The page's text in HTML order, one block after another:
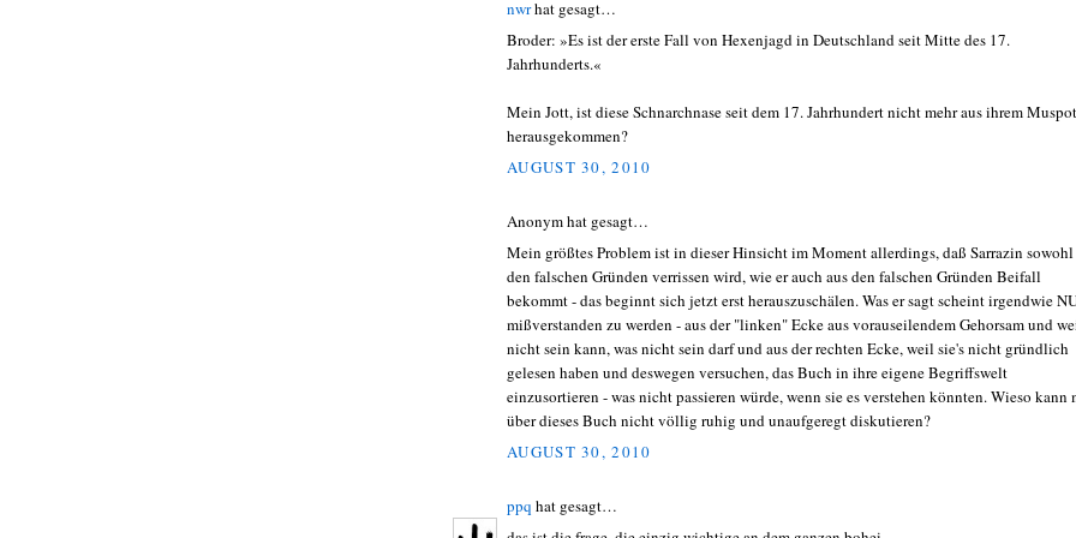
nwrhat gesagt…
Broder: »Es ist der erste Fall von Hexenjagd in Deutschland seit Mitte des 17.
Jahrhunderts.«
Mein Jott, ist diese Schnarchnase seit dem 17. Jahrhundert nicht mehr aus ihrem
herausgekommen?
AUGUST 30, 2010
Anonym hat gesagt…
Mein größtes Problem ist in dieser Hinsicht im Moment allerdings, daß Sarrazin sowohl
den falschen Gründen verrissen wird, wie er auch aus den falschen Gründen Beifall
bekommt - das beginnt sich jetzt erst herauszuschälen. Was er sagt scheint irgendwie
mißverstanden zu werden - aus der "linken" Ecke aus vorauseilendem Gehorsam und
nicht sein kann, was nicht sein darf und aus der rechten Ecke, weil sie's nicht gründlich
gelesen haben und deswegen versuchen, das Buch in ihre eigene Begriffswelt
einzusortieren - was nicht passieren würde, wenn sie es verstehen könnten. Wieso kann
über dieses Buch nicht völlig ruhig und unaufgeregt diskutieren?
AUGUST 30, 2010
ppq hat gesagt…